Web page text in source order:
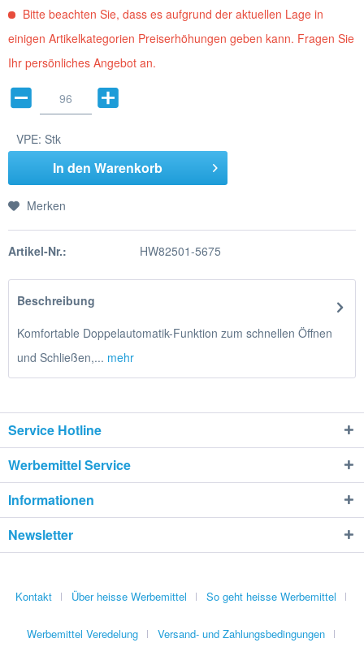
Bitte beachten Sie, dass es aufgrund der aktuellen Lage in
einigen Artikelkategorien Preiserhöhungen geben kann. Fragen Sie
Ihr persönliches Angebot an.
VPE: Stk
In den Warenkorb
Merken
Artikel-Nr.: HW82501-5675
Beschreibung
Komfortable Doppelautomatik-Funktion zum schnellen Öffnen
und Schließen,... mehr
Service Hotline
Werbemittel Service
Informationen
Newsletter
Kontakt Über heisse Werbemittel So geht heisse Werbemittel
Werbemittel Veredelung Versand- und Zahlungsbedingungen